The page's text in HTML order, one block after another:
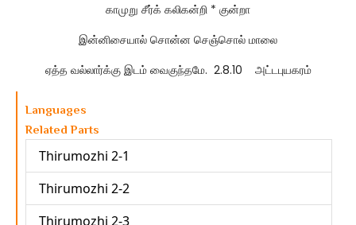
காமுறு சீர்க் கலிகன்றி * குன்றா
இன்னிசையால் சொன்ன செஞ்சொல் மாலை
ஏத்த வல்லார்க்கு இடம் வைகுந்தமே. 2.8.10 அட்டபுயகரம்
Languages
Related Parts
Thirumozhi 2-1
Thirumozhi 2-2
Thirumozhi 2-3